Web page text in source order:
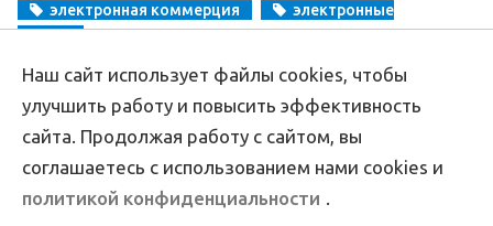
электронная коммерция
электронные
деньги
CopyrightAprikablog.ru © Все права защищены |Обратная связь
Наш сайт использует файлы cookies, чтобы
улучшить работу и повысить эффективность
сайта. Продолжая работу с сайтом, вы
соглашаетесь с использованием нами cookies и
политикой конфиденциальности .